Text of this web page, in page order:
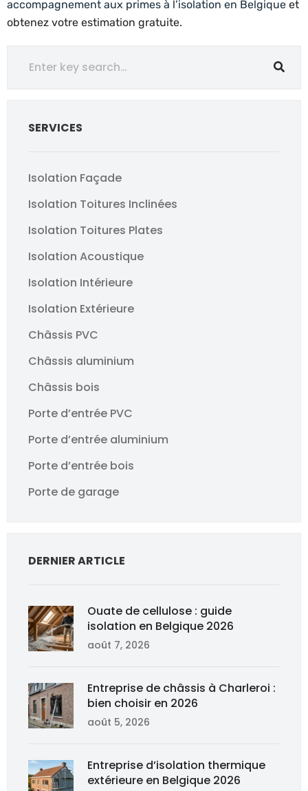
accompagnement aux primes à l’isolation en Belgique et
obtenez votre estimation gratuite.
SERVICES
Isolation Façade
Isolation Toitures Inclinées
Isolation Toitures Plates
Isolation Acoustique
Isolation Intérieure
Isolation Extérieure
Châssis PVC
Châssis aluminium
Châssis bois
Porte d’entrée PVC
Porte d’entrée aluminium
Porte d’entrée bois
Porte de garage
DERNIER ARTICLE
Ouate de cellulose : guide
isolation en Belgique 2026
août 7, 2026
Entreprise de châssis à Charleroi :
bien choisir en 2026
août 5, 2026
Entreprise d’isolation thermique
extérieure en Belgique 2026